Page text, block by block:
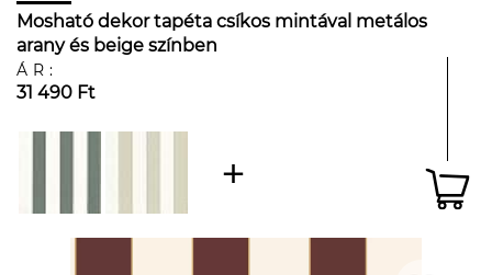
Mosható dekor tapéta csíkos mintával metálos
arany és beige színben
ÁR:
31 490 Ft